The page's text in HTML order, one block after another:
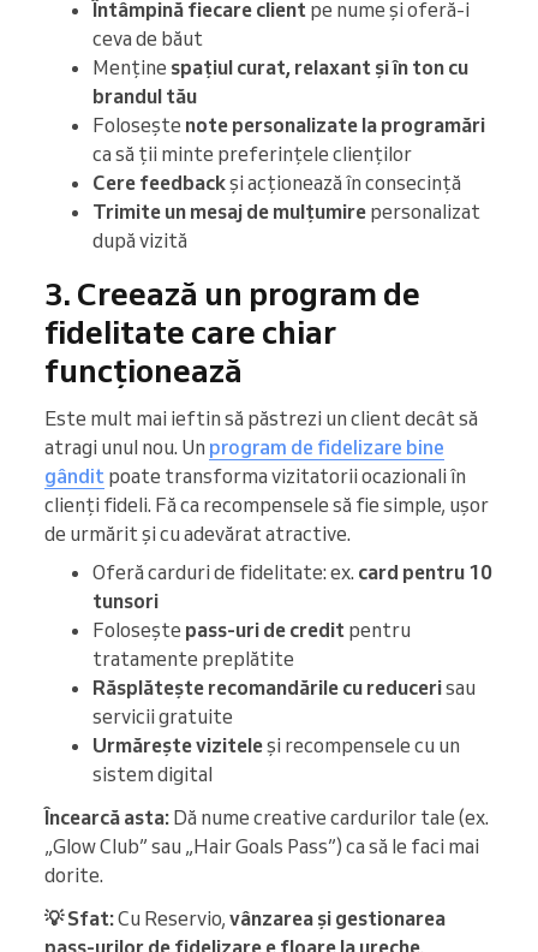
Întâmpină fiecare client pe nume și oferă-i
ceva de băut
Menține spațiul curat, relaxant și în ton cu
brandul tău
Folosește note personalizate la programări
ca să ții minte preferințele clienților
Cere feedbackși acționează în consecință
Trimite un mesaj de mulțumire personalizat
după vizită
3. Creează un program de
fidelitate care chiar
funcționează
Este mult mai ieftin să păstrezi un client decât să
atragi unul nou. Un program de fidelizare bine
gândit poate transforma vizitatorii ocazionali în
clienți fideli. Fă ca recompensele să fie simple, ușor
de urmărit și cu adevărat atractive.
Oferă carduri de fidelitate: ex. card pentru 10
tunsori
Folosește pass-uri de credit pentru
tratamente preplătite
Răsplătește recomandările cu reducerisau
servicii gratuite
Urmărește viziteleși recompensele cu un
sistem digital
Încearcă asta: Dă nume creative cardurilor tale (ex.
„Glow Club” sau „Hair Goals Pass”) ca să le faci mai
dorite.
💡 Sfat:Cu Reservio, vânzarea și gestionarea